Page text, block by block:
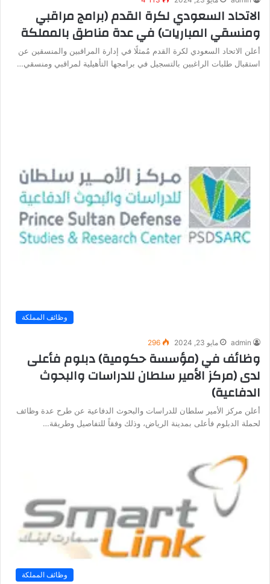
الاتحاد السعودي لكرة القدم (برامج مراقبي
ومنسقي المباريات) في عدة مناطق بالمملكة
أعلن الاتحاد السعودي لكرة القدم مُمثلًا في إدارة المراقبين والمنسقين عن
استقبال طلبات الراغبين بالتسجيل في برامجها التأهيلية لمراقبي ومنسقي…
وظائف المملكة
admin مايو 23, 2024 296
وظائف في (مؤسسة حكومية) دبلوم فأعلى
لدى (مركز الأمير سلطان للدراسات والبحوث
الدفاعية)
أعلن مركز الأمير سلطان للدراسات والبحوث الدفاعية عن طرح عدة وظائف
لحملة الدبلوم فأعلى بمدينة الرياض، وذلك وفقاً للتفاصيل وطريقة…
وظائف المملكة